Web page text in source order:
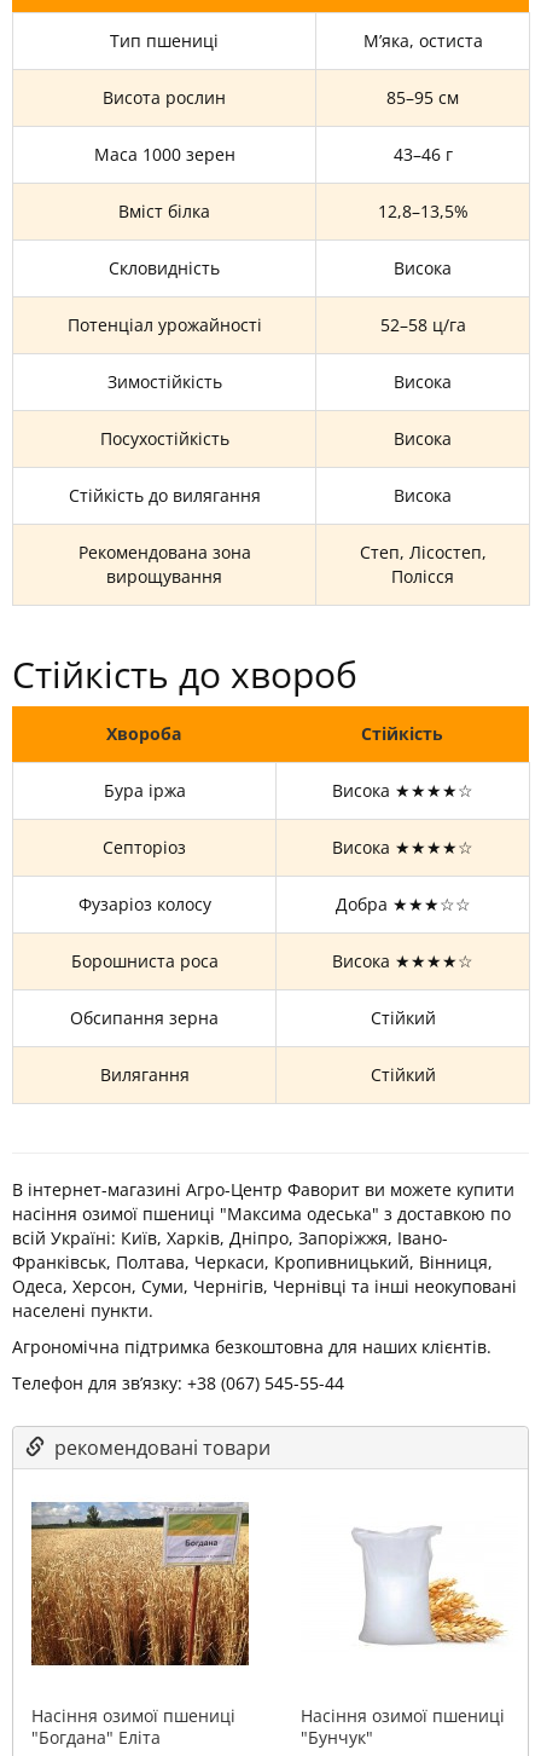
Тип пшениці М’яка, остиста
Висота рослин 85–95 см
Маса 1000 зерен 43–46 г
Вміст білка 12,8–13,5%
Скловидність Висока
Потенціал урожайності 52–58 ц/га
Зимостійкість Висока
Посухостійкість Висока
Стійкість до вилягання Висока
Рекомендована зона
вирощування
Степ, Лісостеп,
Полісся
Стійкість до хвороб
Хвороба Стійкість
Бура іржа Висока ★★★★☆
Септоріоз Висока ★★★★☆
Фузаріоз колосу Добра ★★★☆☆
Борошниста роса Висока ★★★★☆
Обсипання зерна Стійкий
Вилягання Стійкий
В інтернет-магазині Агро-Центр Фаворит ви можете купити
насіння озимої пшениці "Максима одеська" з доставкою по
всій Україні: Київ, Харків, Дніпро, Запоріжжя, Івано-
Франківськ, Полтава, Черкаси, Кропивницький, Вінниця,
Одеса, Херсон, Суми, Чернігів, Чернівці та інші неокуповані
населені пункти.
Агрономічна підтримка безкоштовна для наших клієнтів.
Телефон для зв’язку: +38 (067) 545-55-44
рекомендовані товари
Насіння озимої пшениці
"Богдана" Еліта
Насіння озимої пшениці
"Бунчук"